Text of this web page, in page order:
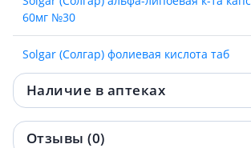
60мг №30
Solgar (Солгар) фолиевая кислота таб
№100
Solgar (Солгар) кангавитес с вит с
таблетки №90
Наличие в аптеках
Отзывы (0)